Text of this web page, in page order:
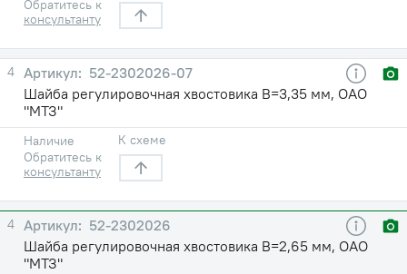
Обратитесь к
консультанту
4
52-2302026-07
Шайба регулировочная хвостовика В=3,35 мм, ОАО
"МТЗ"
Наличие
Обратитесь к
консультанту
К схеме
4
52-2302026
Шайба регулировочная хвостовика В=2,65 мм, ОАО
"МТЗ"